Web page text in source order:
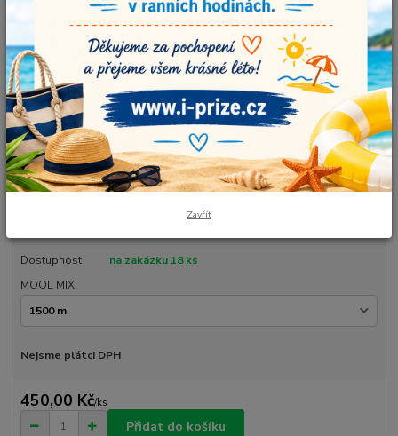
Barvy: odstíny modré.Duhové klubíčko v návinu, který si sami zvolíte. Je
vhodné pro čepičky, šaty, sukně, šátky, tuniky, deky a také originální
dekorace.Vlastnoručně smotané, vyrobené v České republice.Údržba:
prát ručně nebo v pračce max na 30°C. Nesušit v sušičce.Složení: 50%
celý popis
Dostupnost
na zakázku 18 ks
MOOL MIX
Nejsme plátci DPH
450,00 Kč/ks
Přidat do košíku
Zavřít